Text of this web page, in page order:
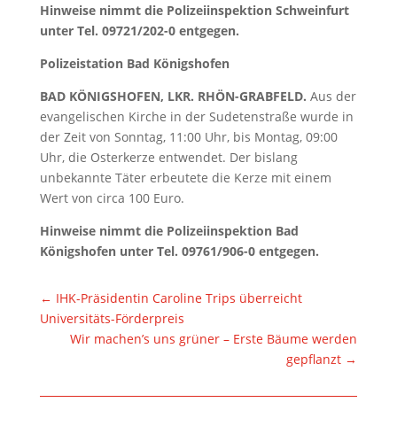
Hinweise nimmt die Polizeiinspektion Schweinfurt
unter Tel. 09721/202-0 entgegen.
Polizeistation Bad Königshofen
BAD KÖNIGSHOFEN, LKR. RHÖN-GRABFELD. Aus der
evangelischen Kirche in der Sudetenstraße wurde in
der Zeit von Sonntag, 11:00 Uhr, bis Montag, 09:00
Uhr, die Osterkerze entwendet. Der bislang
unbekannte Täter erbeutete die Kerze mit einem
Wert von circa 100 Euro.
Hinweise nimmt die Polizeiinspektion Bad
Königshofen unter Tel. 09761/906-0 entgegen.
← IHK-Präsidentin Caroline Trips überreicht
Universitäts-Förderpreis
Wir machen’s uns grüner – Erste Bäume werden
gepflanzt →